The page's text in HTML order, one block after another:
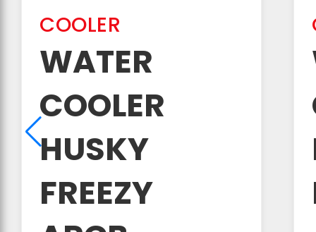
COOLER
WATER
COOLER
HUSKY
FREEZY